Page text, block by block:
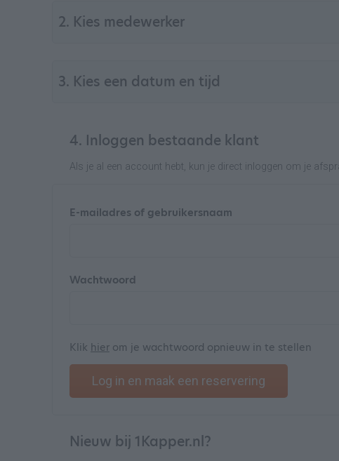
2. Kies medewerker
3. Kies een datum en tijd
4. Inloggen bestaande klant
Als je al een account hebt, kun je direct inloggen om je
E-mailadres of gebruikersnaam
Wachtwoord
Klik hier om je wachtwoord opnieuw in te stellen
Log in en maak een reservering
Nieuw bij 1Kapper.nl?